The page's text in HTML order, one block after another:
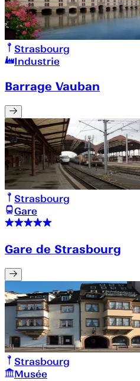
Strasbourg
Industrie
Barrage Vauban
Strasbourg
Gare
Gare de Strasbourg
Strasbourg
Musée